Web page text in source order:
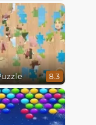
8.3